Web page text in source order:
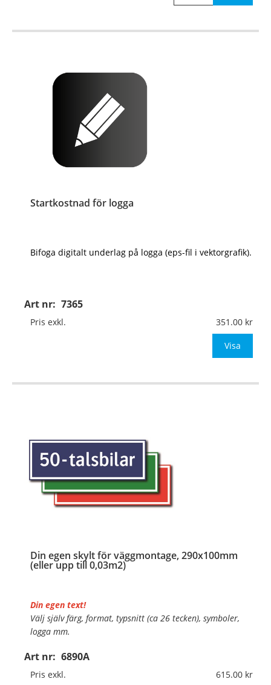
Startkostnad för logga
Art nr: 7365
Bifoga digitalt underlag på logga (eps-fil i vektorgrafik).
Pris exkl. 351.00
Visa
Din egen skylt för väggmontage, 290x100mm
(eller upp till 0,03m2)
Art nr: 6890A
Din egen text!
Välj själv färg, format, typsnitt (ca 26 tecken), symboler,
logga mm.
Material:Plan aluminium, 0,7mm (väggmontage)
Mått:290x100mm (eller annat mått upp till 0,03m²)
Pris exkl. 615.00